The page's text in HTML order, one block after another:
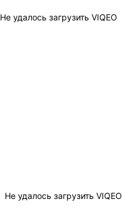
Не удалось загрузить VIQEO
Не удалось загрузить VIQEO